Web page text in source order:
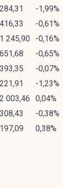
284,31
-1,99%
416,33
-0,61%
1 245,90
-0,16%
651,68
-0,65%
393,35
-0,07%
221,91
-1,23%
2 003,46
0,04%
308,43
-0,38%
197,09
0,38%